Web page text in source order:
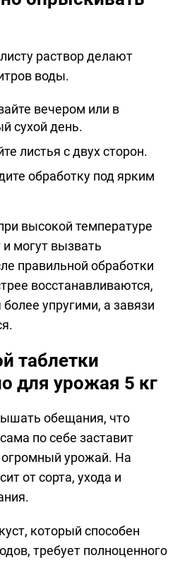
раствор делают
воды.
вечером или в
сухой день.
листья с двух сторон.
обработку под ярким
высокой температуре
могут вызвать
правильной обработки
восстанавливаются,
более упругими, а завязи
таблетки
для урожая 5 кг
обещания, что
по себе заставит
урожай. На
от сорта, ухода и
который способен
требует полноценного